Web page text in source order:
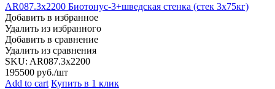
AR087.3х2200 Биотонус-3+шведская стенка (стек 3х75кг)
Добавить в избранное
Удалить из избранного
Добавить в сравнение
Удалить из сравнения
SKU: AR087.3х2200
195500 руб./шт
Add to cart Купить в 1 клик